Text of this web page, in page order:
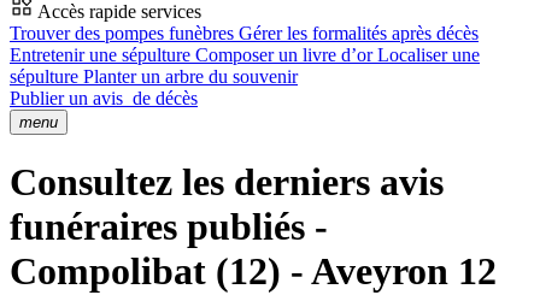
Accès rapide services
Trouver des pompes funèbres Gérer les formalités après décès
Entretenir une sépulture Composer un livre d’orLocaliser une
sépulture Planter un arbre du souvenir
Publier un avis de décès
menu
Consultez les derniers avis
funéraires publiés -
Compolibat (12) - Aveyron 12